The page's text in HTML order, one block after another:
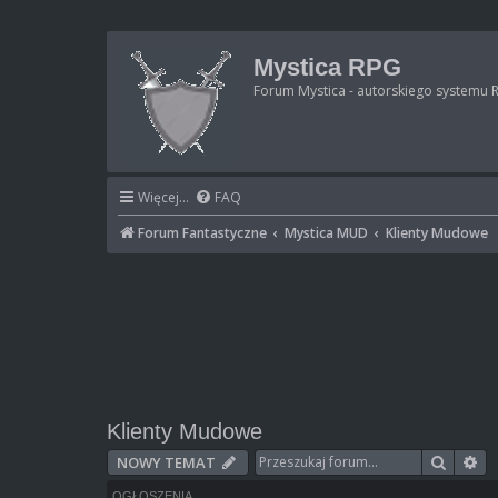
Mystica RPG
Forum Mystica - autorskiego systemu
Więcej… FAQ
Forum Fantastyczne
Mystica MUD Klienty Mudowe
Klienty Mudowe
NOWY TEMAT Szukaj